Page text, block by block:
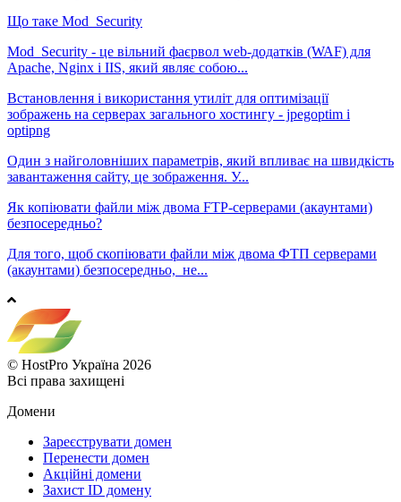
Що таке Mod_Security
Mod_Security - це вільний фаєрвол web-додатків (WAF) для
Apache, Nginx і IIS, який являє собою...
Встановлення і використання утиліт для оптимізації
зображень на серверах загального хостингу - jpegoptim і
optipng
Один з найголовніших параметрів, який впливає на швидкість
завантаження сайту, це зображення. У...
Як копіювати файли між двома FTP-серверами (акаунтами)
безпосередньо?
Для того, щоб скопіювати файли між двома ФТП серверами
(акаунтами) безпосередньо, не...
© HostPro Україна 2026
Всі права захищені
Домени
Зареєструвати домен
Перенести домен
Акційні домени
Захист ID домену